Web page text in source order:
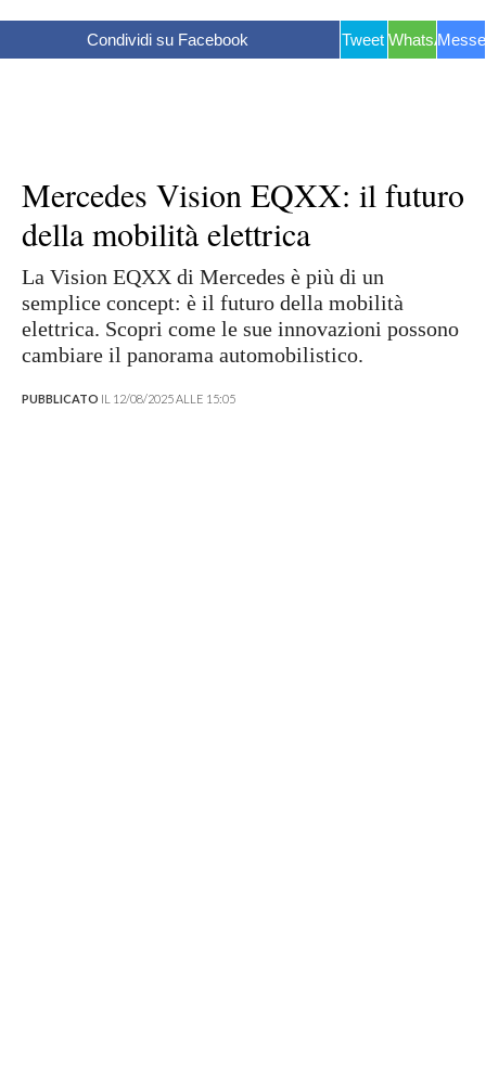
Condividi su Facebook Tweet WhatsApp
Mercedes Vision EQXX: il futuro
della mobilità elettrica
La Vision EQXX di Mercedes è più di un
semplice concept: è il futuro della mobilità
elettrica. Scopri come le sue innovazioni possono
cambiare il panorama automobilistico.
PUBBLICATO IL 12/08/2025 ALLE 15:05